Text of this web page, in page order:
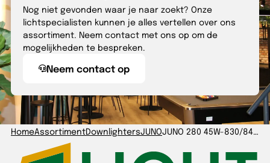
Nog niet gevonden waar je naar zoekt? Onze
lichtspecialisten kunnen je alles vertellen over ons
assortiment. Neem contact met ons op om de
mogelijkheden te bespreken.
Neem contact op
HomeAssortimentDownlightersJUNOJUNO 280 45W-830/840/857 IP54 UGR